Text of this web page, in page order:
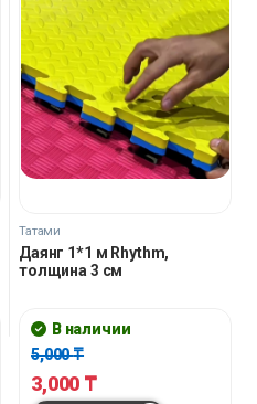
Татами
Даянг 1*1 м Rhythm,
толщина 3 см
В наличии
5,000₸
3,000 ₸